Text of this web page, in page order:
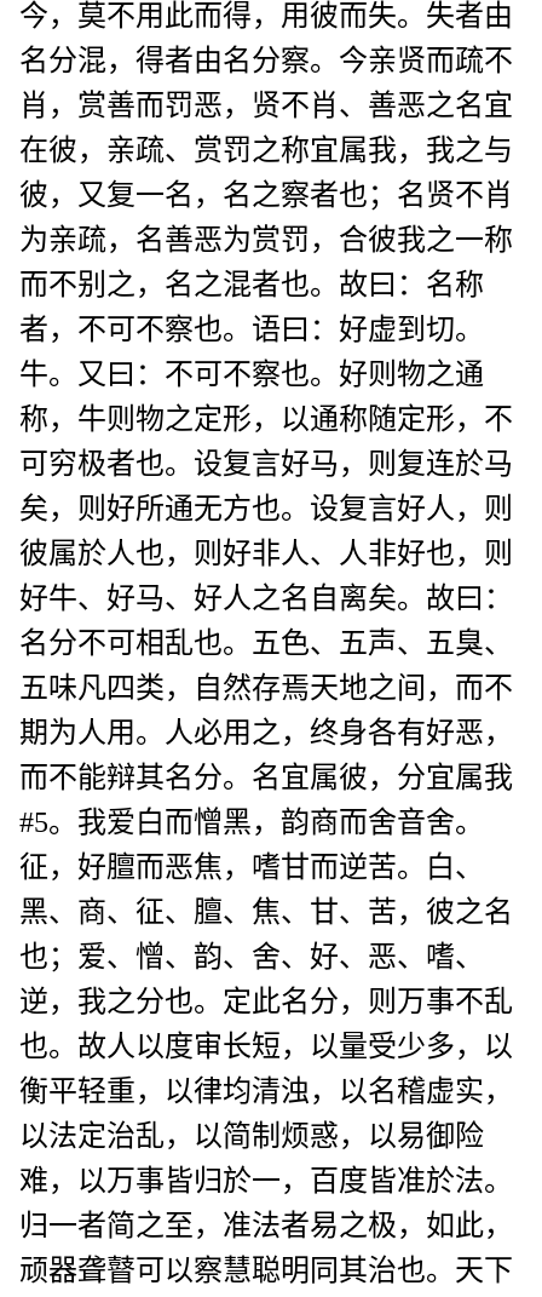
今，莫不用此而得，用彼而失。失者由
名分混，得者由名分察。今亲贤而疏不
肖，赏善而罚恶，贤不肖、善恶之名宜
在彼，亲疏、赏罚之称宜属我，我之与
彼，又复一名，名之察者也；名贤不肖
为亲疏，名善恶为赏罚，合彼我之一称
而不别之，名之混者也。故曰：名称
者，不可不察也。语曰：好虚到切。
牛。又曰：不可不察也。好则物之通
称，牛则物之定形，以通称随定形，不
可穷极者也。设复言好马，则复连於马
矣，则好所通无方也。设复言好人，则
彼属於人也，则好非人、人非好也，则
好牛、好马、好人之名自离矣。故曰：
名分不可相乱也。五色、五声、五臭、
五味凡四类，自然存焉天地之间，而不
期为人用。人必用之，终身各有好恶，
而不能辩其名分。名宜属彼，分宜属我
#5。我爱白而憎黑，韵商而舍音舍。
征，好膻而恶焦，嗜甘而逆苦。白、
黑、商、征、膻、焦、甘、苦，彼之名
也；爱、憎、韵、舍、好、恶、嗜、
逆，我之分也。定此名分，则万事不乱
也。故人以度审长短，以量受少多，以
衡平轻重，以律均清浊，以名稽虚实，
以法定治乱，以简制烦惑，以易御险
难，以万事皆归於一，百度皆准於法。
归一者简之至，准法者易之极，如此，
顽器聋瞽可以察慧聪明同其治也。天下